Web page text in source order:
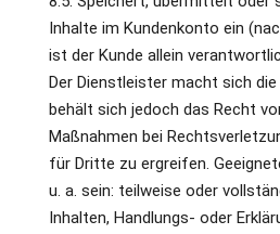
Inhalte im Kundenkonto ein
ist der Kunde allein
Der Dienstleister macht sich
behält sich jedoch das Recht
Maßnahmen bei
für Dritte zu ergreifen.
u. a. sein: teilweise oder
Inhalten, Handlungs- oder